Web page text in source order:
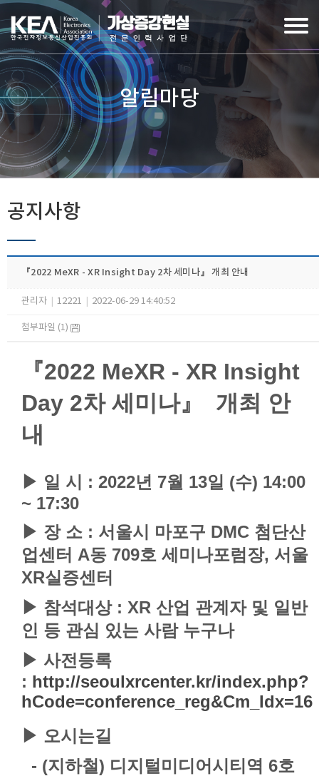
알림마당
공지사항
『2022 MeXR - XR Insight Day 2차 세미나』 개최 안내
관리자 12221 2022-06-29 14:40:52
첨부파일 (1)
『2022 MeXR - XR Insight
Day 2차 세미나』 개최 안
내
▶ 일 시 : 2022년 7월 13일 (수) 14:00
~ 17:30
▶ ​장 소 : 서울시 마포구 DMC 첨단산
업센터 A동 709호 세미나포럼장, 서울
XR실증센터
▶ ​참석대상 : XR 산업 관계자 및 일반
인 등 관심 있는 사람 누구나
▶ ​사전등록
: http://seoulxrcenter.kr/index.php?
hCode=conference_reg&Cm_Idx=16
▶ ​오시는길
- (지하철) 디지털미디어시티역 6호